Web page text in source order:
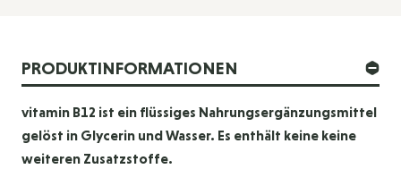
PRODUKTINFORMATIONEN
vitamin B12 ist ein flüssiges Nahrungsergänzungsmittel
gelöst in Glycerin und Wasser. Es enthält keine keine
weiteren Zusatzstoffe.